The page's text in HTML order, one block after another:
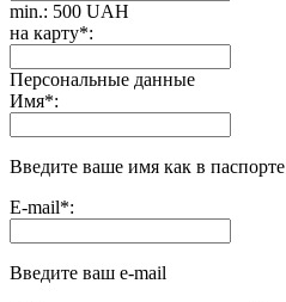
min.: 500 UAH
на карту*:
Персональные данные
Имя*:
Введите ваше имя как в паспорте
E-mail*:
Введите ваш e-mail